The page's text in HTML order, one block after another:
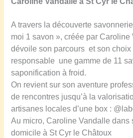
A travers la découverte
moi 1 savon », créée par
dévoile son parcours et son choix
responsable une gamme de 11
saponification à froid.
On revient sur son aventure
de rencontres jusqu’à la
artisanes locales d’une box :
Au micro, Caroline Vandalle dans
domicile à St Cyr le Châtoux